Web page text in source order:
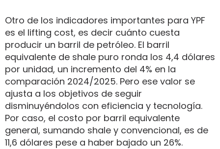
Otro de los indicadores importantes para YPF
es el lifting cost, es decir cuánto cuesta
producir un barril de petróleo. El barril
equivalente de shale puro ronda los 4,4 dólares
por unidad, un incremento del 4% en la
comparación 2024/2025. Pero ese valor se
ajusta a los objetivos de seguir
disminuyéndolos con eficiencia y tecnología.
Por caso, el costo por barril equivalente
general, sumando shale y convencional, es de
11,6 dólares pese a haber bajado un 26%.